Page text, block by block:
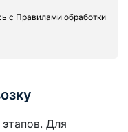
с Правилами обработки
Для